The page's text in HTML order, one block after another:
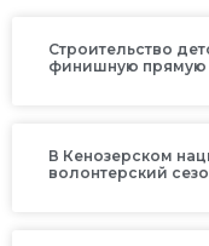
Строительство
финишную прямую
В Кенозерском
волонтерский